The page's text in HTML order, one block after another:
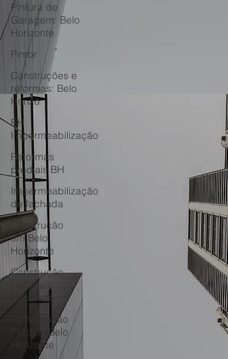
Pintura de
Garagem: Belo
Horizonte
Pintor
Construções e
reformas: Belo
Horizo
BH
Impermeabilização
Reformas
prediais BH
Impermeabilização
de fachada
Construção
em Belo
Horizonte
Construção
civil: Belo
Horizonte
Restauração
Predial: Belo
Horizonte